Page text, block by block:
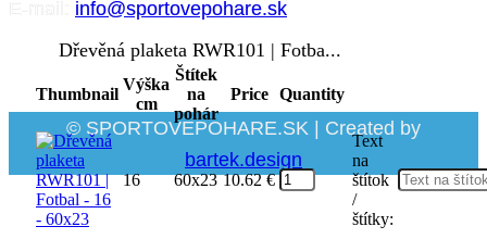
info@sportovepohare.sk
Facebook
© SPORTOVEPOHARE.SK | Created by
bartek.design
Dřevěná plaketa RWR101 | Fotba...
Thumbnail
Výška
cm
Štítek
na
pohár
Price Quantity
16 60x23 10.62€
Text
na
štítok
/
štítky: